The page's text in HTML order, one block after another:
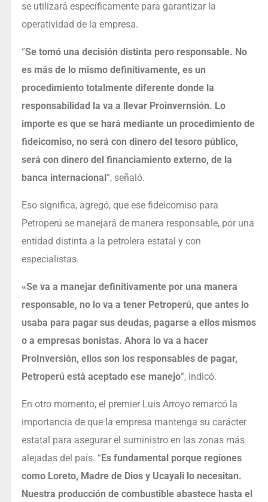
se utilizará específicamente para garantizar la
operatividad de la empresa.
“Se tomó una decisión distinta pero responsable. No
es más de lo mismo definitivamente, es un
procedimiento totalmente diferente donde la
responsabilidad la va a llevar Proinvernsión. Lo
importe es que se hará mediante un procedimiento de
fideicomiso, no será con dinero del tesoro público,
será con dinero del financiamiento externo, de la
banca internacional ”, señaló.
Eso significa, agregó, que ese fideicomiso para
Petroperú se manejará de manera responsable, por una
entidad distinta a la petrolera estatal y con
especialistas.
«Se va a manejar definitivamente por una manera
responsable, no lo va a tener Petroperú, que antes lo
usaba para pagar sus deudas, pagarse a ellos mismos
o a empresas bonistas. Ahora lo va a hacer
ProInversión, ellos son los responsables de pagar,
Petroperú está aceptado ese manejo”, indicó.
En otro momento, el premier Luis Arroyo remarcó la
importancia de que la empresa mantenga su carácter
estatal para asegurar el suministro en las zonas más
alejadas del país. “Es fundamental porque regiones
como Loreto, Madre de Dios y Ucayali lo necesitan.
Nuestra producción de combustible abastece hasta el